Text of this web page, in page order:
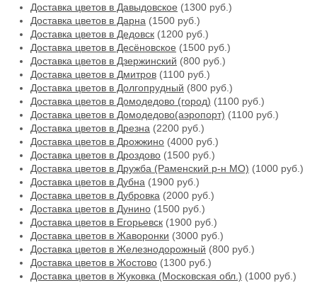
Доставка цветов в Давыдовское (1300 руб.)
Доставка цветов в Дарна (1500 руб.)
Доставка цветов в Дедовск (1200 руб.)
Доставка цветов в Десёновское (1500 руб.)
Доставка цветов в Дзержинский (800 руб.)
Доставка цветов в Дмитров (1100 руб.)
Доставка цветов в Долгопрудный (800 руб.)
Доставка цветов в Домодедово (город) (1100 руб.)
Доставка цветов в Домодедово(аэропорт) (1100 руб.)
Доставка цветов в Дрезна (2200 руб.)
Доставка цветов в Дрожжино (4000 руб.)
Доставка цветов в Дроздово (1500 руб.)
Доставка цветов в Дружба (Раменский р-н МО) (1000 руб.)
Доставка цветов в Дубна (1900 руб.)
Доставка цветов в Дубровка (2000 руб.)
Доставка цветов в Дунино (1500 руб.)
Доставка цветов в Егорьевск (1900 руб.)
Доставка цветов в Жаворонки (3000 руб.)
Доставка цветов в Железнодорожный (800 руб.)
Доставка цветов в Жостово (1300 руб.)
Доставка цветов в Жуковка (Московская обл.) (1000 руб.)